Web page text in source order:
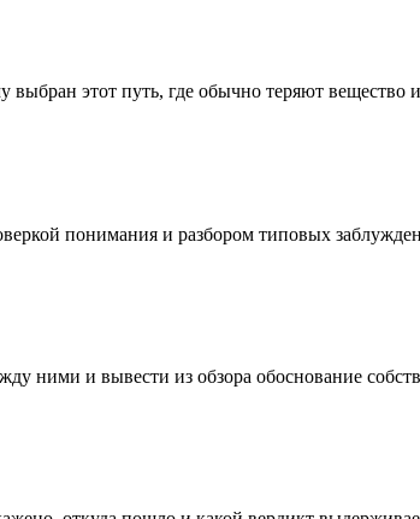
этот путь, где обычно теряют вещество
понимания и разбором типовых
ними и вывести из обзора обоснование